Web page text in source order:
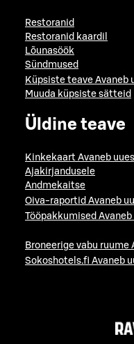
Restoranid
Restoranid kaardil
Lõunasöök
Sündmused
Küpsiste teave Avaneb
Muuda küpsiste sätteid
Üldine teave
Kinkekaart Avaneb
Ajakirjandusele
Andmekaitse
Oiva-raportid Avaneb
Tööpakkumised
Broneerige vabu ruume
Sokoshotels.fi Avaneb